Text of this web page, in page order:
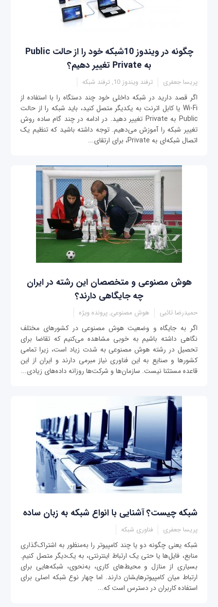
چگونه در ویندوز 10شبکه خود را از حالت Public
به Private تغییر دهیم؟
پریسا جعفری ترفند ویندوز 10, ترفند شبکه
اگر قصد دارید در شبکه داخلی خود چند دستگاه را با استفاده از
Wi-Fi یا کابل اترنت به یکدیگر متصل کنید، باید شبکه را از حالت
Public به Private تغییر دهید. در ادامه در چند گام ساده روش
تغییر شبکه را آموزش می‌دهیم. توجه داشته باشید که تنظیم یک
اتصال شبکه‌ای به Private، برای ارتقای...
هوش مصنوعی و متخصصان این رشته در ایران
چه جایگاهی دارند؟
حمیدرضا تائبی هوش مصنوعی, پرونده ویژه
اگر به جایگاه و وضعیت هوش مصنوعی در کشورهای مختلف
نگاهی داشته باشیم به خوبی مشاهده می‌کنیم که تقاضا برای
تحصیل در رشته هوش مصنوعی به شدت زیاد است، زیرا تمامی
کشورها و صنایع به این فناوری نیاز مبرمی دارند و ایران از این
قاعده مستثنا نیست. سازمان‌ها و شرکت‌ها روزانه داده‌های زیادی...
شبکه چیست؟ آشنایی با انواع شبکه به زبان ساده
پریسا جعفری فناوری شبکه
شبکه یعنی چگونه دو یا چند کامپیوتر را به‌منظور به اشتراک‌گذاری
منابع، فایل‌ها یا حتی یک ارتباط اینترنتی، به یک‌دیگر متصل کنیم.
بسیاری از منازل و محیط‌های کاری، به‌نحوی، شبکه‌هایی برای
ارتباط میان کامپیوترهایشان دارند. اما چهار نوع شبکه اصلی برای
استفاده کاربران در دسترس است که...